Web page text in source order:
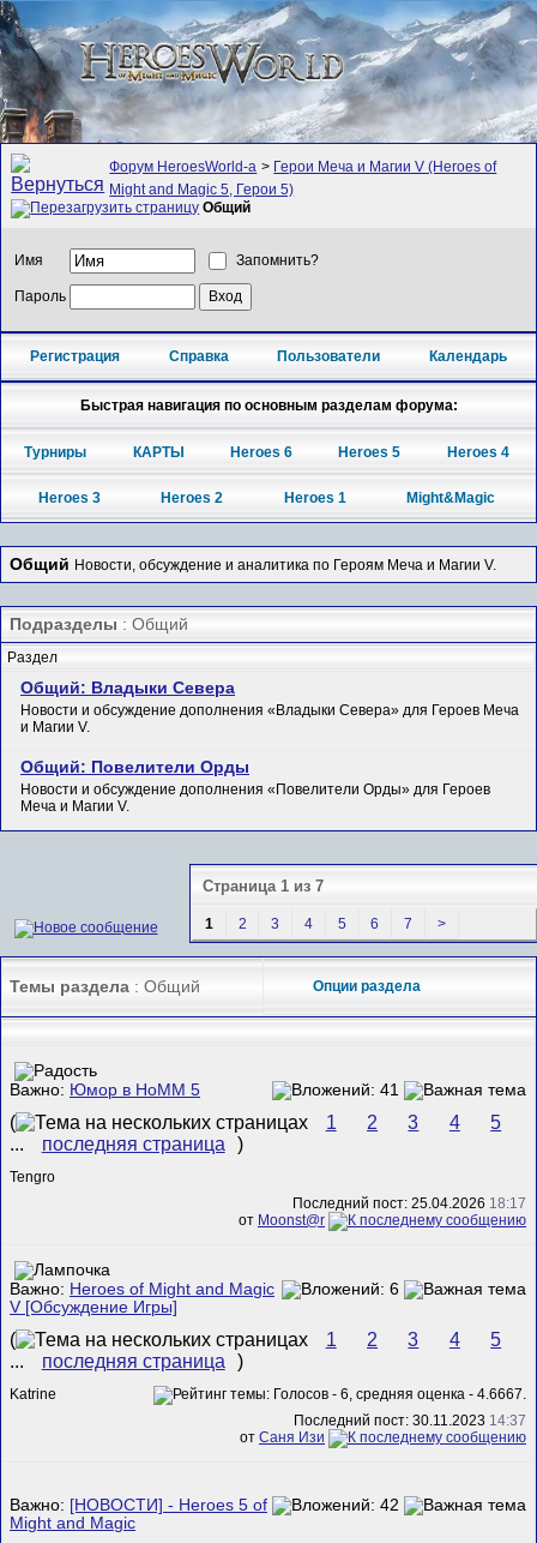
Форум HeroesWorld-а > Герои Меча и Магии V (Heroes of
Might and Magic 5, Герои 5)
Общий
Имя Запомнить?
Пароль
Регистрация Справка Пользователи Календарь
Быстрая навигация по основным разделам форума:
Турниры КАРТЫ Heroes 6 Heroes 5 Heroes 4
Heroes 3 Heroes 2 Heroes 1 Might&Magic
Общий Новости, обсуждение и аналитика по Героям Меча и Магии V.
Подразделы : Общий
Раздел
Общий: Владыки Севера
Новости и обсуждение дополнения «Владыки Севера» для Героев Меча
и Магии V.
Общий: Повелители Орды
Новости и обсуждение дополнения «Повелители Орды» для Героев
Меча и Магии V.
Страница 1 из 7
1 2 3 4 5 6 7 >
Темы раздела : Общий Опции раздела
Важно: Юмор в HoMM 5
( 1 2 3 4
5
...
последняя страница )
Tengro
Последний пост: 25.04.2026 18:17
от Mооnst@r
Важно: Heroes of Might and Magic
V [Обсуждение Игры]
( 1 2 3 4
5
...
последняя страница )
Katrine
Последний пост: 30.11.2023 14:37
от Саня Изи
Важно: [НОВОСТИ] - Heroes 5 of
Might and Magic